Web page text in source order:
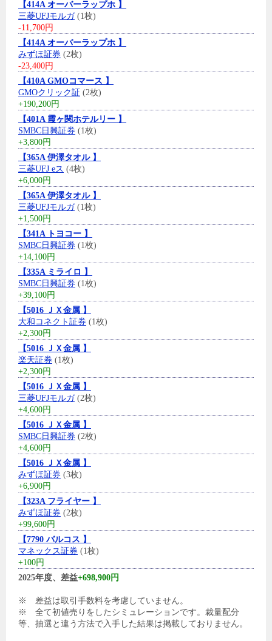
【414A オーバーラップホ 】
三菱UFJモルガ(1枚)
-11,700円
【414A オーバーラップホ 】
みずほ証券 (2枚)
-23,400円
【410A GMOコマース 】
GMOクリック証 (2枚)
+190,200円
【401A 霞ヶ関ホテルリー 】
SMBC日興証券 (1枚)
+3,800円
【365A 伊澤タオル 】
三菱UFJ eス (4枚)
+6,000円
【365A 伊澤タオル 】
三菱UFJモルガ(1枚)
+1,500円
【341A トヨコー 】
SMBC日興証券 (1枚)
+14,100円
【335A ミライロ 】
SMBC日興証券 (1枚)
+39,100円
【5016 ＪＸ金属 】
大和コネクト証券 (1枚)
+2,300円
【5016 ＪＸ金属 】
楽天証券 (1枚)
+2,300円
【5016 ＪＸ金属 】
三菱UFJモルガ(2枚)
+4,600円
【5016 ＪＸ金属 】
SMBC日興証券 (2枚)
+4,600円
【5016 ＪＸ金属 】
みずほ証券 (3枚)
+6,900円
【323A フライヤー 】
みずほ証券 (2枚)
+99,600円
【7790 バルコス 】
マネックス証券 (1枚)
+100円
2025年度、差益+698,900円
※ 差益は取引手数料を考慮していません。
※ 全て初値売りをしたシミュレーションです。裁量配分
等、抽選と違う方法で入手した結果は掲載しておりません。